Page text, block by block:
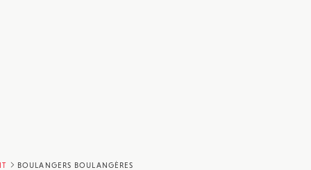
BOULANGERS BOULANGÈRES